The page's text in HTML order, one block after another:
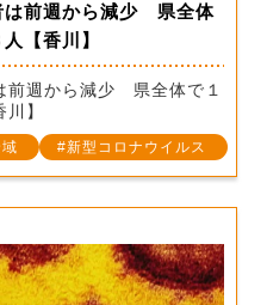
は前週から減少 県全体
【香川】
前週から減少 県全体で１
】
新型コロナウイルス